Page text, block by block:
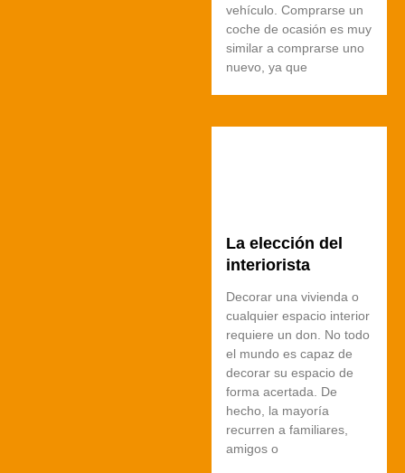
vehículo. Comprarse un
coche de ocasión es muy
similar a comprarse uno
nuevo, ya que
La elección del
interiorista
Decorar una vivienda o
cualquier espacio interior
requiere un don. No todo
el mundo es capaz de
decorar su espacio de
forma acertada. De
hecho, la mayoría
recurren a familiares,
amigos o